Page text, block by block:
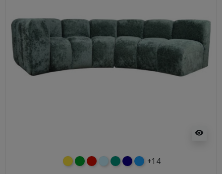
visibility
żółtyzielonyczerwony
błękitnyturkusowy
granatowy
niebieski
+14